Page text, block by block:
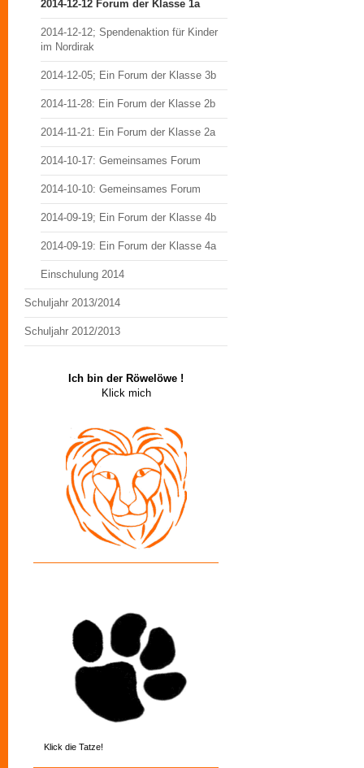
2014-12-12 Forum der Klasse 1a
2014-12-12; Spendenaktion für Kinder
im Nordirak
2014-12-05; Ein Forum der Klasse 3b
2014-11-28: Ein Forum der Klasse 2b
2014-11-21: Ein Forum der Klasse 2a
2014-10-17: Gemeinsames Forum
2014-10-10: Gemeinsames Forum
2014-09-19; Ein Forum der Klasse 4b
2014-09-19: Ein Forum der Klasse 4a
Einschulung 2014
Schuljahr 2013/2014
Schuljahr 2012/2013
Ich bin der Röwelöwe !
Klick mich
Klick die Tatze!